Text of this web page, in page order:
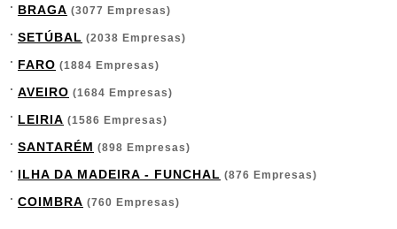
BRAGA (3077 Empresas)
SETÚBAL (2038 Empresas)
FARO (1884 Empresas)
AVEIRO (1684 Empresas)
LEIRIA (1586 Empresas)
SANTARÉM (898 Empresas)
ILHA DA MADEIRA - FUNCHAL (876 Empresas)
COIMBRA (760 Empresas)